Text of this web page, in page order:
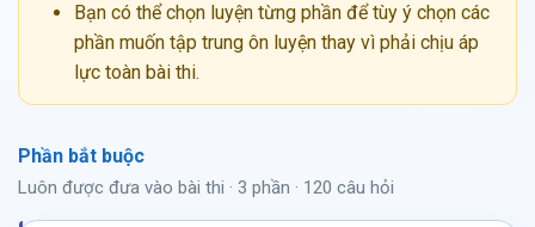
Bạn có thể chọn luyện từng phần để tùy ý chọn các
phần muốn tập trung ôn luyện thay vì phải chịu áp
lực toàn bài thi.
Phần bắt buộc
Luôn được đưa vào bài thi · 3 phần · 120 câu hỏi